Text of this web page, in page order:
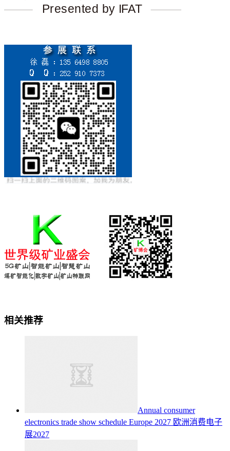
相关推荐
Annual consumer
electronics trade show schedule Europe 2027 欧洲消费电子
展2027